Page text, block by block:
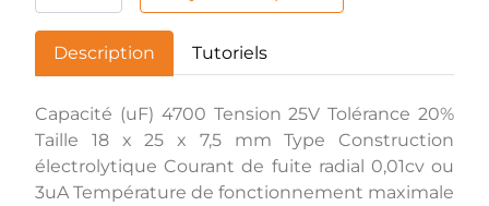
Description Tutoriels
Capacité (uF) 4700 Tension 25V Tolérance 20%
Taille 18 x 25 x 7,5 mm Type Construction
électrolytique Courant de fuite radial 0,01cv ou
3uA Température de fonctionnement maximale